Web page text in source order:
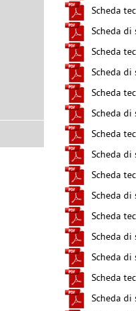
Scheda
Scheda di
Scheda
Scheda di
Scheda
Scheda di
Scheda
Scheda di
Scheda
Scheda di
Scheda
Scheda di
Scheda di
Scheda
Scheda di